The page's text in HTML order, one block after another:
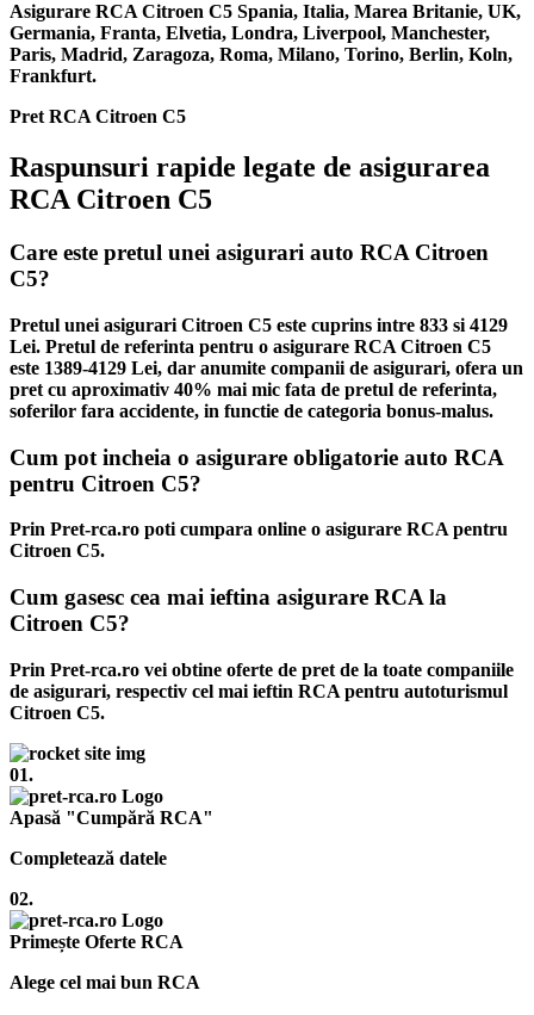
Asigurare RCA Citroen C5 Spania, Italia, Marea Britanie, UK,
Germania, Franta, Elvetia, Londra, Liverpool, Manchester,
Paris, Madrid, Zaragoza, Roma, Milano, Torino, Berlin, Koln,
Frankfurt.
Pret RCA Citroen C5
Raspunsuri rapide legate de asigurarea
RCA Citroen C5
Care este pretul unei asigurari auto RCA Citroen
C5?
Pretul unei asigurari Citroen C5 este cuprins intre 833 si 4129
Lei. Pretul de referinta pentru o asigurare RCA Citroen C5
este 1389-4129 Lei, dar anumite companii de asigurari, ofera un
pret cu aproximativ 40% mai mic fata de pretul de referinta,
soferilor fara accidente, in functie de categoria bonus-malus.
Cum pot incheia o asigurare obligatorie auto RCA
pentru Citroen C5?
Prin Pret-rca.ro poti cumpara online o asigurare RCA pentru
Citroen C5.
Cum gasesc cea mai ieftina asigurare RCA la
Citroen C5?
Prin Pret-rca.ro vei obtine oferte de pret de la toate companiile
de asigurari, respectiv cel mai ieftin RCA pentru autoturismul
Citroen C5.
01.
Apasă "Cumpără RCA"
Completează datele
02.
Primește Oferte RCA
Alege cel mai bun RCA